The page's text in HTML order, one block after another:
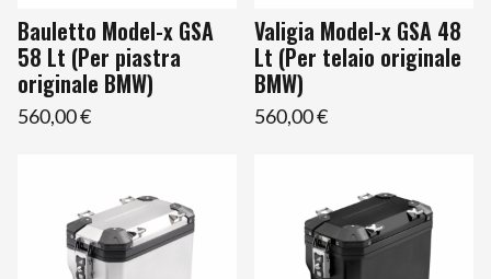
Bauletto Model-x GSA
58 Lt (Per piastra
originale BMW)
560,00 €
Valigia Model-x GSA 48
Lt (Per telaio originale
BMW)
560,00 €